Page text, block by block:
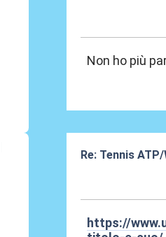
Non ho più
Re: Tennis
https://